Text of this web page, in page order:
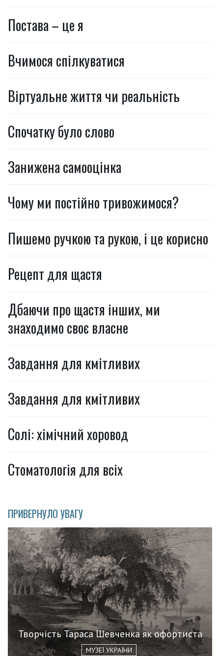
Постава – це я
Вчимося спілкуватися
Віртуальне життя чи реальність
Спочатку було слово
Занижена самооцінка
Чому ми постійно тривожимося?
Пишемо ручкою та рукою, і це корисно
Рецепт для щастя
Дбаючи про щастя інших, ми
знаходимо своє власне
Завдання для кмітливих
Завдання для кмітливих
Солі: хімічний хоровод
Стоматологія для всіх
ПРИВЕРНУЛО УВАГУ
Творчість Тараса Шевченка як офортиста
МУЗЕЇ УКРАЇНИ